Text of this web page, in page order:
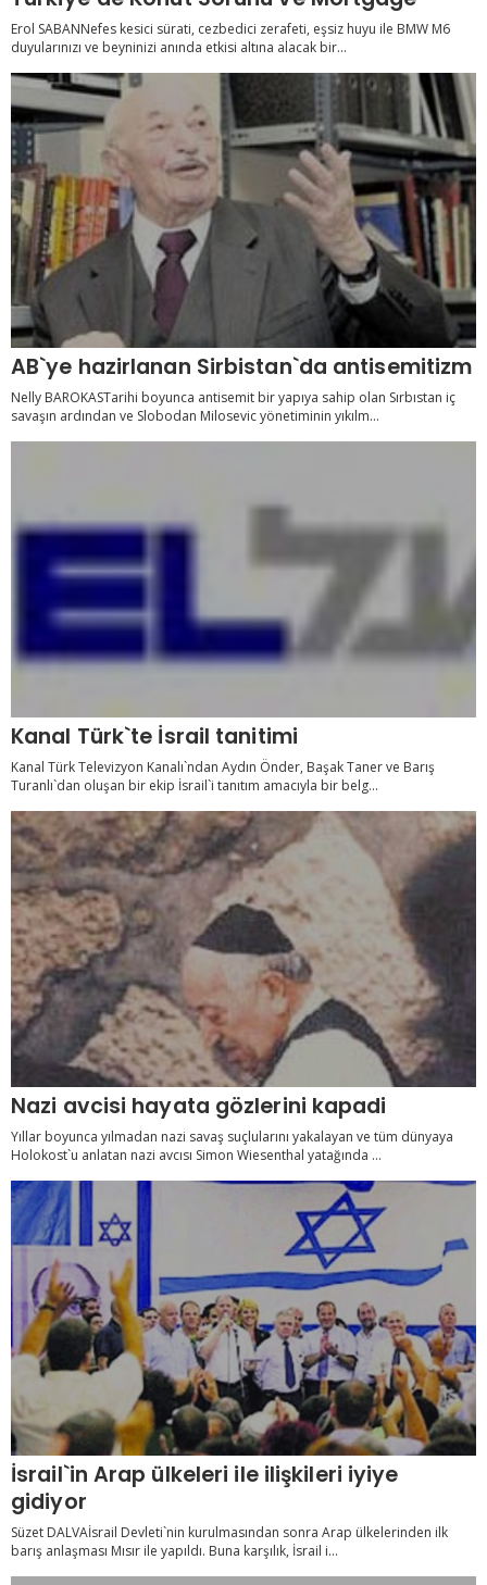
Erol SABANNefes kesici sürati, cezbedici zerafeti, eşsiz huyu ile BMW M6
duyularınızı ve beyninizi anında etkisi altına alacak bir...
AB`ye hazirlanan Sirbistan`da antisemitizm
Nelly BAROKASTarihi boyunca antisemit bir yapıya sahip olan Sırbıstan iç
savaşın ardından ve Slobodan Milosevic yönetiminin yıkılm...
Kanal Türk`te İsrail tanitimi
Kanal Türk Televizyon Kanalı`ndan Aydın Önder, Başak Taner ve Barış
Turanlı`dan oluşan bir ekip İsrail`i tanıtım amacıyla bir belg...
Nazi avcisi hayata gözlerini kapadi
Yıllar boyunca yılmadan nazi savaş suçlularını yakalayan ve tüm dünyaya
Holokost`u anlatan nazi avcısı Simon Wiesenthal yatağında ...
İsrail`in Arap ülkeleri ile ilişkileri iyiye
gidiyor
Süzet DALVAİsrail Devleti`nin kurulmasından sonra Arap ülkelerinden ilk
barış anlaşması Mısır ile yapıldı. Buna karşılık, İsrail i...